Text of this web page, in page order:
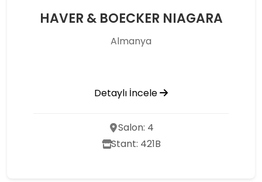
HAVER & BOECKER NIAGARA
Almanya
Detaylı İncele
Salon: 4
Stant: 421B